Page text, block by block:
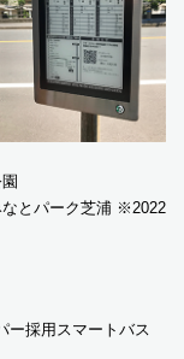
なとパーク芝浦 ※2022
ー採用スマートバス